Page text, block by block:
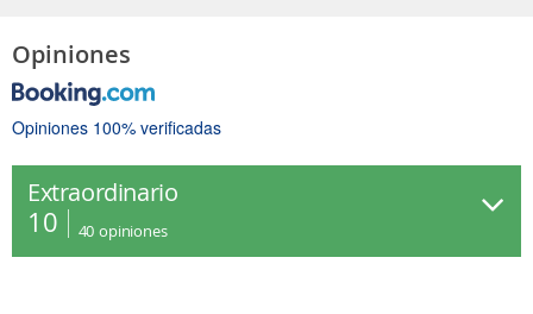
Opiniones
Opiniones 100% verificadas
Extraordinario
10 40 opiniones